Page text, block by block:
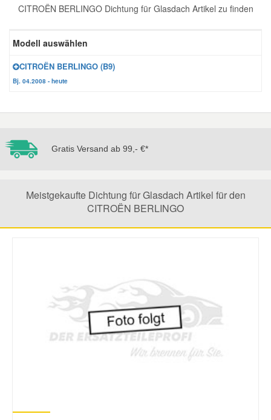
CITROËN BERLINGO Dichtung für Glasdach Artikel zu finden
Modell auswählen
CITROËN BERLINGO (B9)
Bj. 04.2008 - heute
Gratis Versand ab 99,- €*
Meistgekaufte Dichtung für Glasdach Artikel für den
CITROËN BERLINGO
Zündanlage und Glühanlage
Winter-Autozubehör
Hyundai Ersatzteile
Jeep Ersatzteile
Kia Ersatzteile
Mazda Ersatzteile
Mercedes Ersatzteile